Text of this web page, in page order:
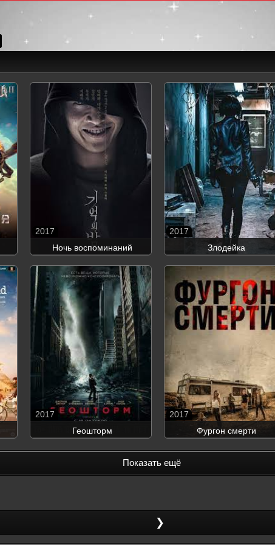
Ночь воспоминаний
2017
Злодейка
2017
Геошторм
2017
Фургон смерти
2017
Показать ещё